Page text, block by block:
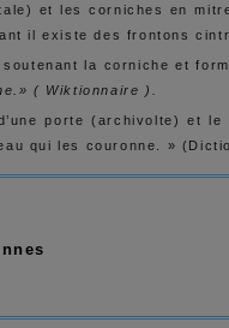
et les corniches en
il existe des frontons
la corniche et
( Wiktionnaire ).
porte (archivolte) et le
qui les couronne. »